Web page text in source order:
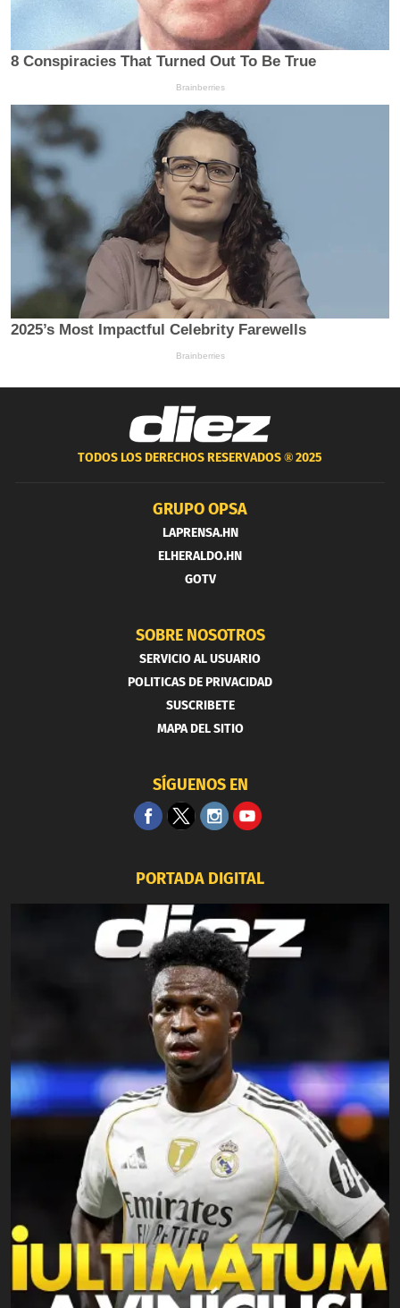
TODOS LOS DERECHOS RESERVADOS ®2025
GRUPO OPSA
LAPRENSA.HN
ELHERALDO.HN
GOTV
SOBRE NOSOTROS
SERVICIO AL USUARIO
POLITICAS DE PRIVACIDAD
SUSCRIBETE
MAPA DEL SITIO
SÍGUENOS EN
PORTADA DIGITAL